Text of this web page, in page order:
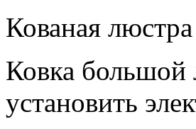
Кованая
Ковка большой
установить